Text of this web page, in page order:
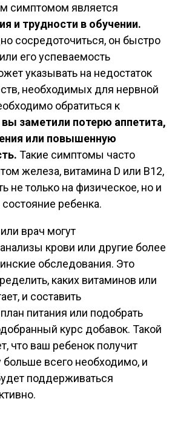
симптомом является
и трудности в обучении.
сосредоточиться, он быстро
его успеваемость
указывать на недостаток
необходимых для нервной
обратиться к
вы заметили потерю аппетита,
или повышенную
Такие симптомы часто
железа, витамина D или B12,
не только на физическое, но и
ребенка.
врач могут
крови или другие более
обследования. Это
каких витаминов или
и составить
питания или подобрать
курс добавок. Такой
что ваш ребенок получит
больше всего необходимо, и
поддерживаться